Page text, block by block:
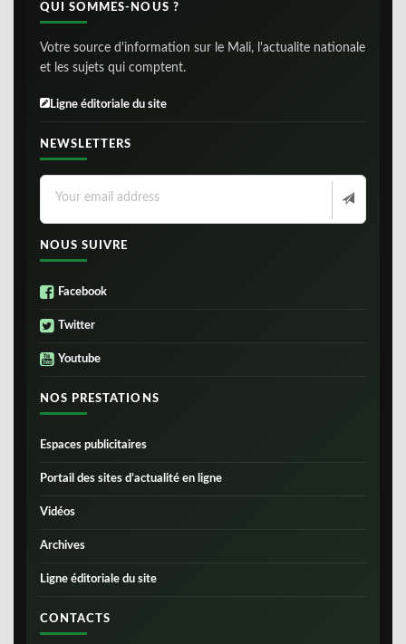
QUI SOMMES-NOUS ?
Votre source d'information sur le Mali, l'actualite nationale
et les sujets qui comptent.
Ligne éditoriale du site
NEWSLETTERS
NOUS SUIVRE
Facebook
Twitter
Youtube
NOS PRESTATIONS
Espaces publicitaires
Portail des sites d’actualité en ligne
Vidéos
Archives
Ligne éditoriale du site
CONTACTS